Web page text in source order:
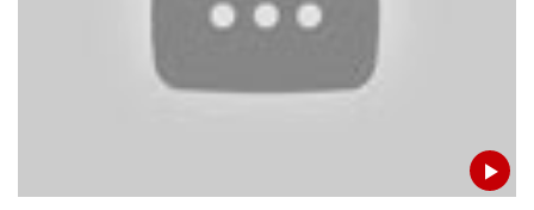
Houthi Ambassador to Tehran : Saudi Arabia is drowning
Islamic State beheaded Christian captives in Nigeria